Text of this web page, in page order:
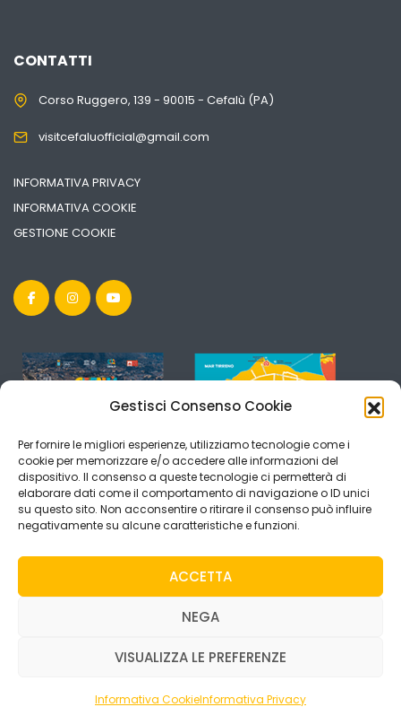
Gestisci Consenso Cookie
Per fornire le migliori esperienze, utilizziamo tecnologie come i
cookie per memorizzare e/o accedere alle informazioni del
dispositivo. Il consenso a queste tecnologie ci permetterà di
elaborare dati come il comportamento di navigazione o ID unici
su questo sito. Non acconsentire o ritirare il consenso può influire
negativamente su alcune caratteristiche e funzioni.
ACCETTA
NEGA
VISUALIZZA LE PREFERENZE
Informativa CookieInformativa Privacy
CONTATTI
Corso Ruggero, 139 - 90015 - Cefalù (PA)
visitcefaluofficial@gmail.com
INFORMATIVA PRIVACY
INFORMATIVA COOKIE
GESTIONE COOKIE
Copyright © 2019 Visit Cefalù. All rights reserved -